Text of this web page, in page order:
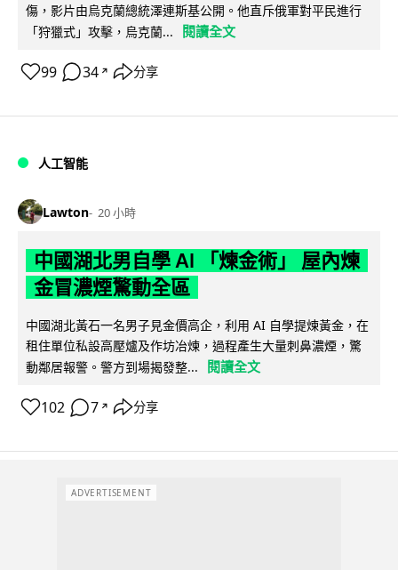
傷，影片由烏克蘭總統澤連斯基公開。他直斥俄軍對平民進行
「狩獵式」攻擊，烏克蘭...
閱讀全文
99 34 ↗ 分享
人工智能
Lawton 20 小時
中國湖北男自學 AI 「煉金術」 屋內煉
金冒濃煙驚動全區
中國湖北黃石一名男子見金價高企，利用 AI 自學提煉黃金，在
租住單位私設高壓爐及作坊冶煉，過程產生大量刺鼻濃煙，驚
動鄰居報警。警方到場揭發整...
閱讀全文
102 7 ↗ 分享
ADVERTISEMENT